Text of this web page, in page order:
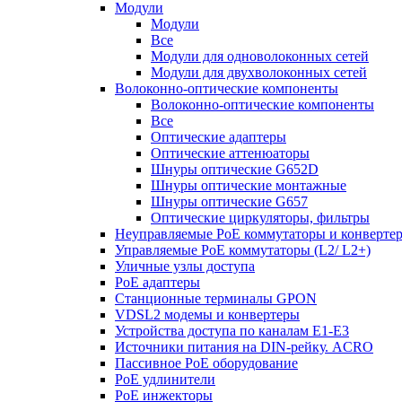
Модули
Модули
Все
Модули для одноволоконных сетей
Модули для двухволоконных сетей
Волоконно-оптические компоненты
Волоконно-оптические компоненты
Все
Оптические адаптеры
Оптические аттенюаторы
Шнуры оптические G652D
Шнуры оптические монтажные
Шнуры оптические G657
Оптические циркуляторы, фильтры
Неуправляемые PoE коммутаторы и
Управляемые PoE коммутаторы (L2/ L2+)
Уличные узлы доступа
PoE адаптеры
Станционные терминалы GPON
VDSL2 модемы и конвертеры
Устройства доступа по каналам E1-E3
Источники питания на DIN-рейку. ACRO
Пассивное PoE оборудование
PoE удлинители
PoE инжекторы